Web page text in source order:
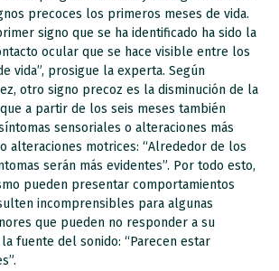
precoces los primeros meses de vida.
signo que se ha identificado ha sido la
ocular que se hace visible entre los
vida”, prosigue la experta. Según
otro signo precoz es la disminución de la
a partir de los seis meses también
sensoriales o alteraciones más
alteraciones motrices: “Alrededor de los
serán más evidentes”. Por todo esto,
pueden presentar comportamientos
incomprensibles para algunas
que pueden no responder a su
fuente del sonido: “Parecen estar